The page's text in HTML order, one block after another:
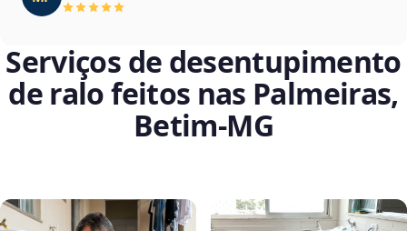
Serviços de desentupimento
de ralo feitos nas Palmeiras,
Betim‑MG